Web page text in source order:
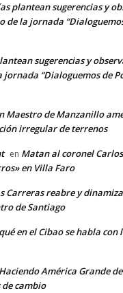
plantean sugerencias y
de la jornada
sugerencias y
“Dialoguemos de
Maestro de Manzanillo
irregular de terrenos
en Matan al coronel
en Villa Faro
Carreras reabre y
de Santiago
en el Cibao se habla con
Haciendo América Grande
cambio